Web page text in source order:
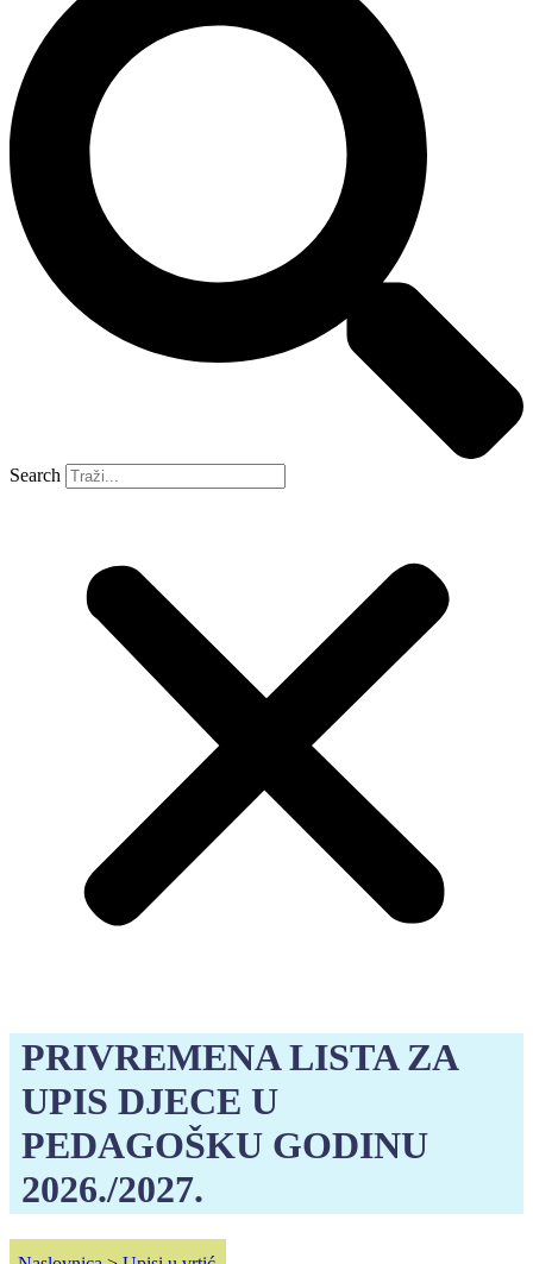
Search
PRIVREMENA LISTA ZA
UPIS DJECE U
PEDAGOŠKU GODINU
2026./2027.